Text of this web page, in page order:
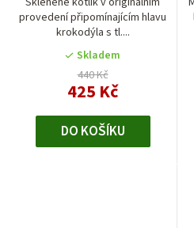
provedení připomínajícím hlavu
krokodýla s tl....
Skladem
440 Kč
425 Kč
DO KOŠÍKU